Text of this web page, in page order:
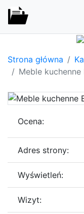
Strona główna
Meble
Ocena:
Adres strony:
Wyświetleń:
Wizyt: